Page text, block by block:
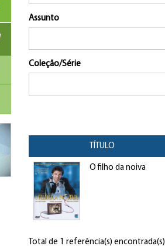
Assunto
Coleção/Série
TÍTULO
O filho da noiva
Total de 1 referência(s) encontrada(s)